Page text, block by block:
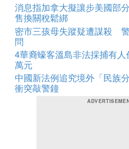
消息指加拿大擬讓步美國部
售換關稅鬆綁
密市三孩母失蹤疑遭謀殺
問
4華裔蠔客溫島非法採捕有
萬元
中國新法例追究境外「民
衝突敲警鐘